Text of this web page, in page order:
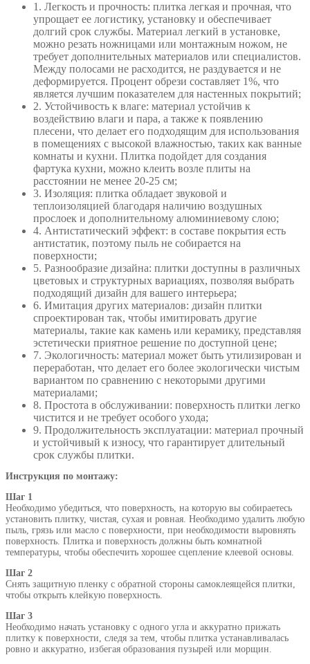
1. Легкость и прочность: плитка легкая и прочная, что
упрощает ее логистику, установку и обеспечивает
долгий срок службы. Материал легкий в установке,
можно резать ножницами или монтажным ножом, не
требует дополнительных материалов или специалистов.
Между полосами не расходится, не раздувается и не
деформируется. Процент обрези составляет 1%, что
является лучшим показателем для настенных покрытий;
2. Устойчивость к влаге: материал устойчив к
воздействию влаги и пара, а также к появлению
плесени, что делает его подходящим для использования
в помещениях с высокой влажностью, таких как ванные
комнаты и кухни. Плитка подойдет для создания
фартука кухни, можно клеить возле плиты на
расстоянии не менее 20-25 см;
3. Изоляция: плитка обладает звуковой и
теплоизоляцией благодаря наличию воздушных
прослоек и дополнительному алюминиевому слою;
4. Антистатический эффект: в составе покрытия есть
антистатик, поэтому пыль не собирается на
поверхности;
5. Разнообразие дизайна: плитки доступны в различных
цветовых и структурных вариациях, позволяя выбрать
подходящий дизайн для вашего интерьера;
6. Имитация других материалов: дизайн плитки
спроектирован так, чтобы имитировать другие
материалы, такие как камень или керамику, представляя
эстетически приятное решение по доступной цене;
7. Экологичность: материал может быть утилизирован и
переработан, что делает его более экологически чистым
вариантом по сравнению с некоторыми другими
материалами;
8. Простота в обслуживании: поверхность плитки легко
чистится и не требует особого ухода;
9. Продолжительность эксплуатации: материал прочный
и устойчивый к износу, что гарантирует длительный
срок службы плитки.
Инструкция по монтажу:
Шаг 1
Необходимо убедиться, что поверхность, на которую вы собираетесь
установить плитку, чистая, сухая и ровная. Необходимо удалить любую
пыль, грязь или масло с поверхности, при необходимости выровнять
поверхность. Плитка и поверхность должны быть комнатной
температуры, чтобы обеспечить хорошее сцепление клеевой основы.
Шаг 2
Снять защитную пленку с обратной стороны самоклеящейся плитки,
чтобы открыть клейкую поверхность.
Шаг 3
Необходимо начать установку с одного угла и аккуратно прижать
плитку к поверхности, следя за тем, чтобы плитка устанавливалась
ровно и аккуратно, избегая образования пузырей или морщин.